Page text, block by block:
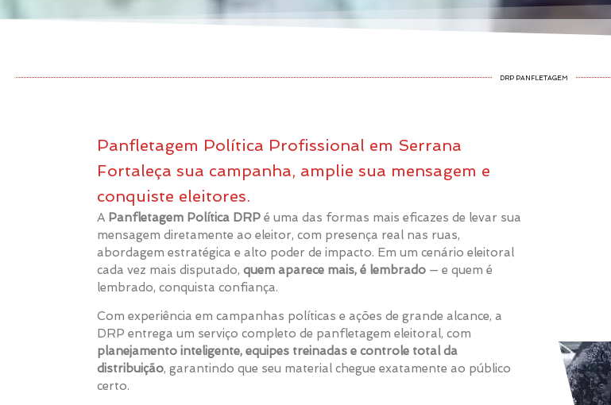
DRP PANFLETAGEM
Panfletagem Política Profissional em Serrana
Fortaleça sua campanha, amplie sua mensagem e
conquiste eleitores.
A Panfletagem Política DRP é uma das formas mais eficazes de levar sua
mensagem diretamente ao eleitor, com presença real nas ruas,
abordagem estratégica e alto poder de impacto. Em um cenário eleitoral
cada vez mais disputado, quem aparece mais, é lembrado — e quem é
lembrado, conquista confiança.
Com experiência em campanhas políticas e ações de grande alcance, a
DRP entrega um serviço completo de panfletagem eleitoral, com
planejamento inteligente, equipes treinadas e controle total da
distribuição, garantindo que seu material chegue exatamente ao público
certo.